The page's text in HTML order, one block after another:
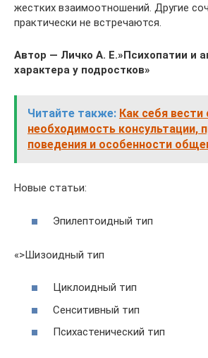
жестких взаимоотношений. Другие
практически не встречаются.
Автор — Личко А. Е.»Психопатии и
характера у подростков»
Читайте также: Как себя вести
необходимость консультации,
поведения и особенности
Новые статьи:
Эпилептоидный тип
«>Шизоидный тип
Циклоидный тип
Сенситивный тип
Психастенический тип